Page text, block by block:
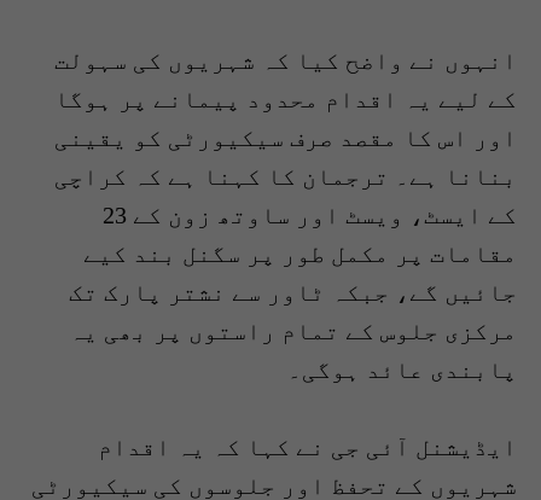
انہوں نے واضح کیا کہ شہریوں کی سہولت
کے لیے یہ اقدام محدود پیمانے پر ہوگا
اور اس کا مقصد صرف سیکیورٹی کو یقینی
بنانا ہے۔ ترجمان کا کہنا ہے کہ کراچی
کے ایسٹ، ویسٹ اور ساوتھ زون کے 23
مقامات پر مکمل طور پر سگنل بند کیے
جائیں گے، جبکہ ٹاور سے نشتر پارک تک
مرکزی جلوس کے تمام راستوں پر بھی یہ
پابندی عائد ہوگی۔
ایڈیشنل آئی جی نے کہا کہ یہ اقدام
شہریوں کے تحفظ اور جلوسوں کی سیکیورٹی